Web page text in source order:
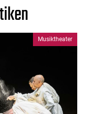
Musiktheater